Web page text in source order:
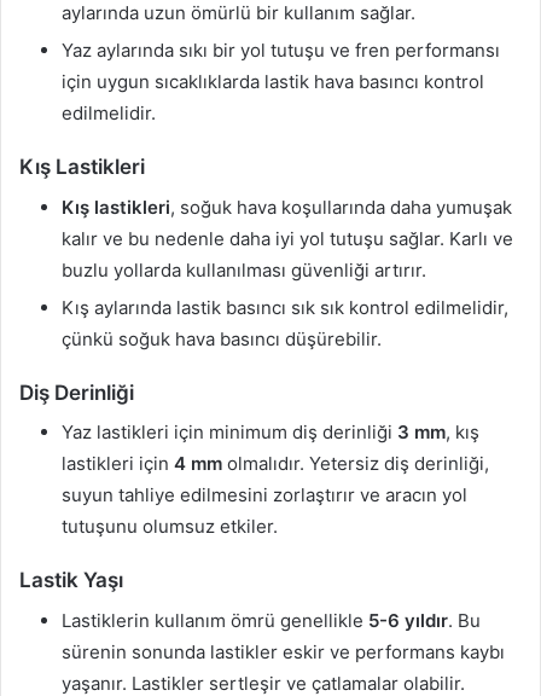
aylarında uzun ömürlü bir kullanım sağlar.
Yaz aylarında sıkı bir yol tutuşu ve fren performansı
için uygun sıcaklıklarda lastik hava basıncı kontrol
edilmelidir.
Kış Lastikleri
Kış lastikleri, soğuk hava koşullarında daha yumuşak
kalır ve bu nedenle daha iyi yol tutuşu sağlar. Karlı ve
buzlu yollarda kullanılması güvenliği artırır.
Kış aylarında lastik basıncı sık sık kontrol edilmelidir,
çünkü soğuk hava basıncı düşürebilir.
Diş Derinliği
Yaz lastikleri için minimum diş derinliği 3 mm, kış
lastikleri için 4 mm olmalıdır. Yetersiz diş derinliği,
suyun tahliye edilmesini zorlaştırır ve aracın yol
tutuşunu olumsuz etkiler.
Lastik Yaşı
Lastiklerin kullanım ömrü genellikle 5-6 yıldır. Bu
sürenin sonunda lastikler eskir ve performans kaybı
yaşanır. Lastikler sertleşir ve çatlamalar olabilir.